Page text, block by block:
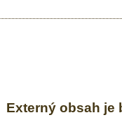
Externý obsah je